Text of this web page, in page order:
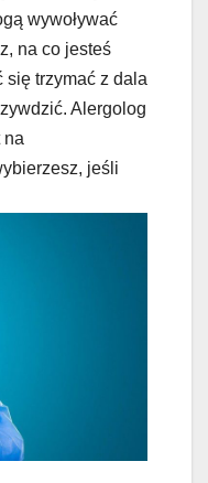
wywoływać
na co jesteś
się trzymać z dala
Alergolog
na
jeśli